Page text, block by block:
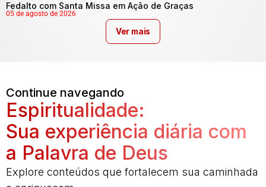
Fedalto com Santa Missa em Ação de Graças
05 de agosto de 2026
Ver mais
Continue navegando
Espiritualidade:
Sua experiência diária com
a Palavra de Deus
Explore conteúdos que fortalecem sua caminhada